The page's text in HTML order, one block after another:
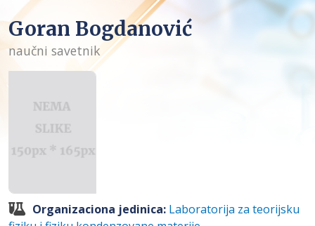
Goran Bogdanović
naučni savetnik
Organizaciona jedinica: Laboratorija za teorijsku